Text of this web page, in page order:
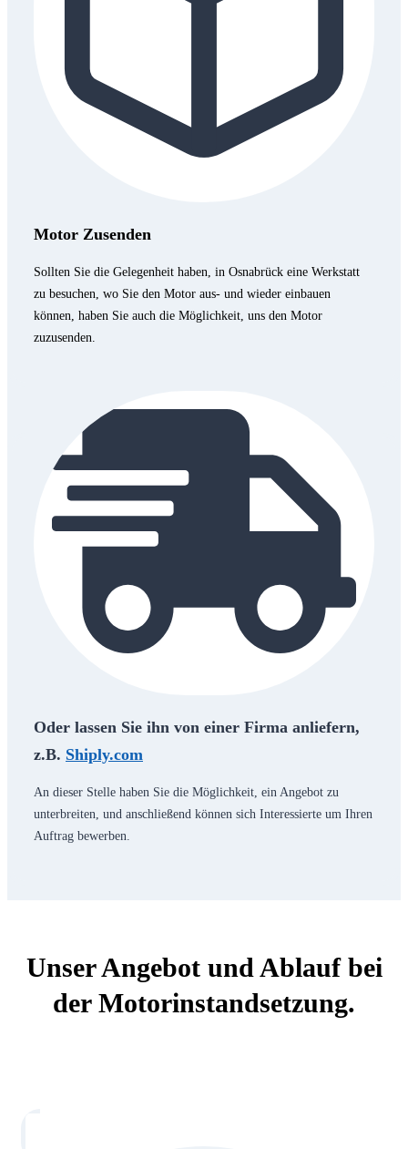
Motor Zusenden
Sollten Sie die Gelegenheit haben, in Osnabrück eine Werkstatt
zu besuchen, wo Sie den Motor aus- und wieder einbauen
können, haben Sie auch die Möglichkeit, uns den Motor
zuzusenden.
Oder lassen Sie ihn von einer Firma anliefern,
z.B. Shiply.com
An dieser Stelle haben Sie die Möglichkeit, ein Angebot zu
unterbreiten, und anschließend können sich Interessierte um Ihren
Auftrag bewerben.
Unser Angebot und Ablauf bei
der Motorinstandsetzung.